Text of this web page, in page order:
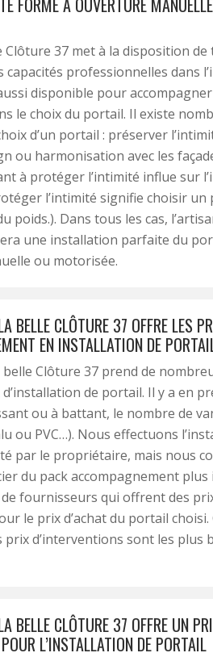
FORME À OUVERTURE
Clôture 37 met à la disposition de
professionnelles dans
disponible pour
le choix du portail. Il existe
d’un portail : préserver
ou harmonisation avec les
à protéger l’intimité influe sur
l’intimité signifie choisir un
poids.). Dans tous les cas,
une installation parfaite du
ou motorisée.
BELLE CLÔTURE 37 OFFRE LES
EN INSTALLATION DE
Clôture 37 prend de
de portail. Il y a en
ou à battant, le nombre de
ou PVC…). Nous effectuons
par le propriétaire, mais nous
du pack accompagnement
fournisseurs qui offrent des
le prix d’achat du portail
prix d’interventions sont les plus
BELLE CLÔTURE 37 OFFRE UN
L’INSTALLATION DE PORTAIL